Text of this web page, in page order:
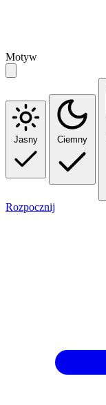
Motyw
Jasny Ciemny
Rozpocznij